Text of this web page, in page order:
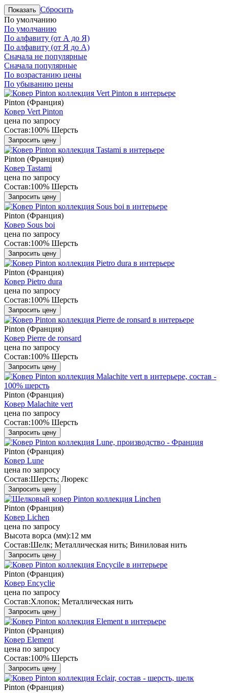
Показать Сбросить
По умолчанию
По умолчанию
По алфавиту (от А до Я)
По алфавиту (от Я до А)
Сначала не популярные
Сначала популярные
По возрастанию цены
По убыванию цены
Pinton (Франция)
Ковер Vert Pinton
цена по запросу
Состав:100% Шерсть
Запросить цену
Pinton (Франция)
Ковер Tastami
цена по запросу
Состав:100% Шерсть
Запросить цену
Pinton (Франция)
Ковер Sous boi
цена по запросу
Состав:100% Шерсть
Запросить цену
Pinton (Франция)
Ковер Pietro dura
цена по запросу
Состав:100% Шерсть
Запросить цену
Pinton (Франция)
Ковер Pierre de ronsard
цена по запросу
Состав:100% Шерсть
Запросить цену
Pinton (Франция)
Ковер Malachite vert
цена по запросу
Состав:100% Шерсть
Запросить цену
Pinton (Франция)
Ковер Lune
цена по запросу
Состав:Шерсть; Люрекс
Запросить цену
Pinton (Франция)
Ковер Lichen
цена по запросу
Высота ворса (мм):12 мм
Состав:Шелк; Металлическая нить; Виниловая нить
Запросить цену
Pinton (Франция)
Ковер Encyclie
цена по запросу
Состав:Хлопок; Металлическая нить
Запросить цену
Pinton (Франция)
Ковер Element
цена по запросу
Состав:100% Шерсть
Запросить цену
Pinton (Франция)